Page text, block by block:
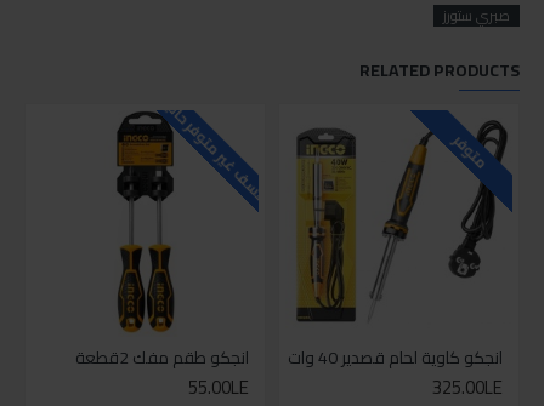
صبري ستورز
RELATED PRODUCTS
متوفر
انجكو كاوية لحام قصدير 40 وات
325.00LE
للاسف غير متوفر حاليا
انجكو طقم مفك 2قطعة
55.00LE